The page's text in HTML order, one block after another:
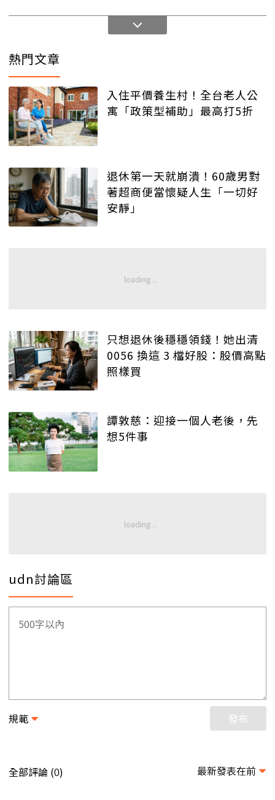
熱門文章
入住平價養生村！全台老人公
寓「政策型補助」最高打5折
退休第一天就崩潰！60歲男對
著超商便當懷疑人生「一切好
安靜」
只想退休後穩穩領錢！她出清
0056 換這 3 檔好股：股價高點
照樣買
譚敦慈：迎接一個人老後，先
想5件事
udn討論區
規範 發布
全部評論 (0) 最新發表在前